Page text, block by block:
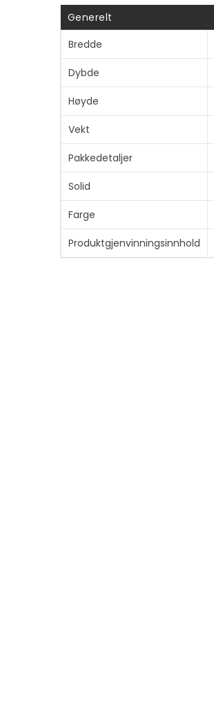
Generelt
Bredde
Dybde
Høyde
Vekt
Pakkedetaljer
Solid
Farge
Produktgjenvinningsinnhold